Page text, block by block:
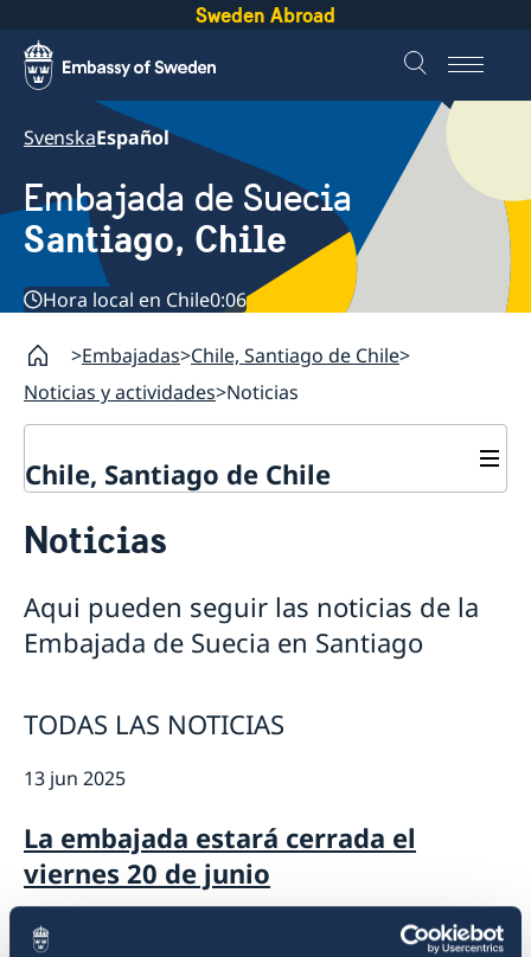
Sweden Abroad
SvenskaEspañol
Embajada de Suecia
Santiago, Chile
Hora local en Chile0:06
Embajadas Chile, Santiago de Chile
Noticias y actividades Noticias
Chile, Santiago de Chile
Vacantes
Tarifas
Protección de Datos (RGPD)
Contacto y horarios
Noticias
Instituto Chileno Sueco de Cultura
Svenska skolan
Noticias
Aqui pueden seguir las noticias de la
Embajada de Suecia en Santiago
TODAS LAS NOTICIAS
13 jun 2025
La embajada estará cerrada el
viernes 20 de junio
29 abr 2025